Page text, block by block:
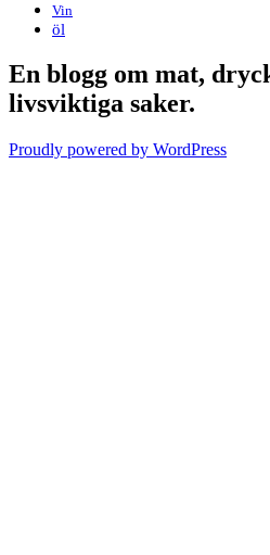
Vin
öl
En blogg om mat,
livsviktiga saker.
Proudly powered by WordPress